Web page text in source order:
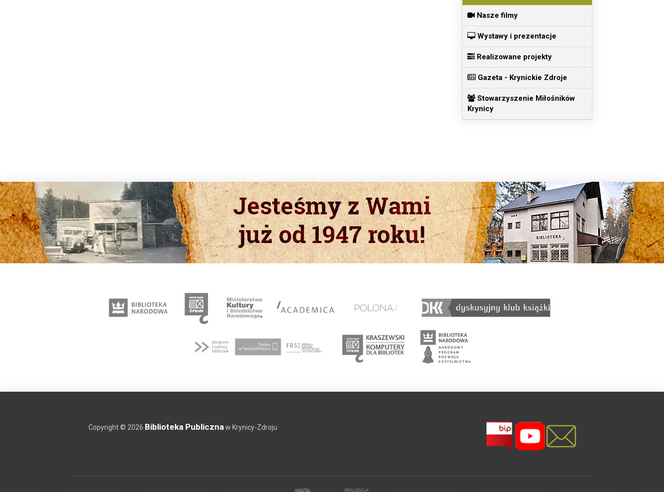
Nasze filmy
Wystawy i prezentacje
Realizowane projekty
Gazeta - Krynickie Zdroje
Stowarzyszenie Miłośników
Krynicy
Copyright © 2026 Biblioteka Publicznaw Krynicy-Zdroju